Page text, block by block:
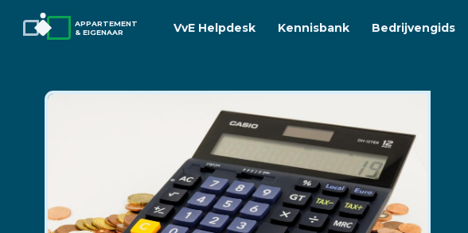
APPARTEMENT
& EIGENAAR
VvE Helpdesk Kennisbank Bedrijvengids